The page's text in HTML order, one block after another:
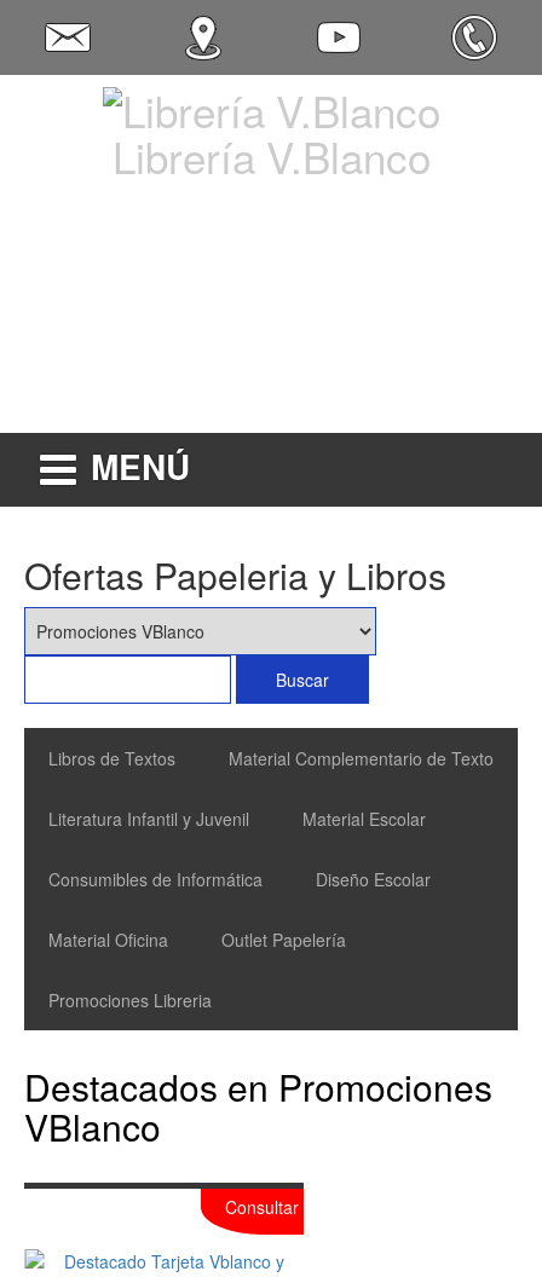
Librería V.Blanco
MENÚ
Ofertas Papeleria y Libros
Libros de Textos Material Complementario de Texto
Literatura Infantil y Juvenil Material Escolar
Consumibles de Informática Diseño Escolar
Material Oficina Outlet Papelería
Promociones Libreria
Destacados en Promociones
VBlanco
Consultar